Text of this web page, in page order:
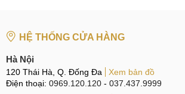
HỆ THỐNG CỬA HÀNG
Hà Nội
120 Thái Hà, Q. Đống Đa
Xem bản đồ
Điện thoại: 0969.120.120 - 037.437.9999